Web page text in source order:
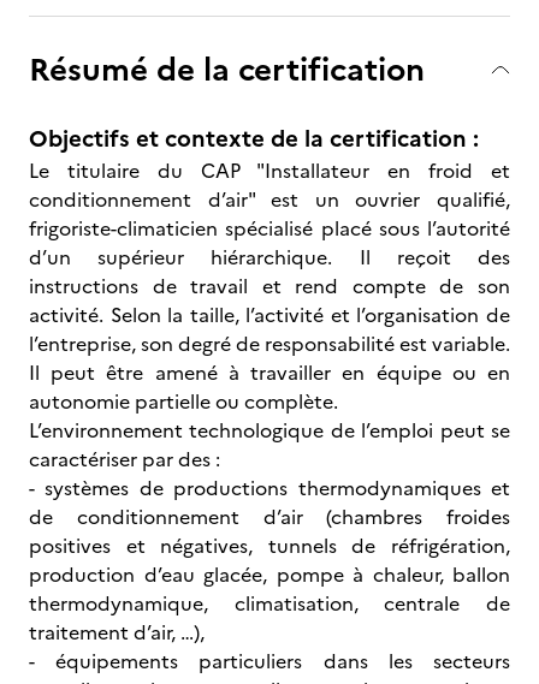
Résumé de la certification
Objectifs et contexte de la certification :
Le titulaire du CAP "Installateur en froid et
conditionnement d’air" est un ouvrier qualifié,
frigoriste-climaticien spécialisé placé sous l’autorité
d’un supérieur hiérarchique. Il reçoit des
instructions de travail et rend compte de son
activité. Selon la taille, l’activité et l’organisation de
l’entreprise, son degré de responsabilité est variable.
Il peut être amené à travailler en équipe ou en
autonomie partielle ou complète.
L’environnement technologique de l’emploi peut se
caractériser par des :
- systèmes de productions thermodynamiques et
de conditionnement d’air (chambres froides
positives et négatives, tunnels de réfrigération,
production d’eau glacée, pompe à chaleur, ballon
thermodynamique, climatisation, centrale de
traitement d’air, …),
- équipements particuliers dans les secteurs